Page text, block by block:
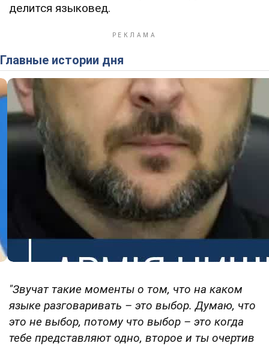
делится языковед.
Главные истории дня
"Звучат такие моменты о том, что на каком
языке разговаривать – это выбор. Думаю, что
это не выбор, потому что выбор – это когда
тебе представляют одно, второе и ты очертив